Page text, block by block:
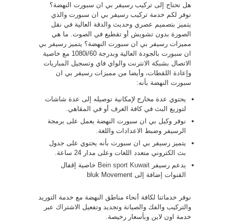
هل تحتاج إلى تركيب رسيفر بي ان سبورت النهضة؟
نوفر لكم خدمة تركيب رسيفر بي ان سبورت والذي
يتميز بتصميم عصري وحديث والدقة العالية في نقل
الصورة بدون تشويش أو تقطيع في الصوت. ما هي
مميزات رسيفر بي ان سبورت النهضة؟ يتميز رسيفر بي
ان سبورت بالجودة العالية وبدرجة 1080i/60 مع خاصية
الاتصال بشبكة الانترنت والواي فاي وتسجيل المباريات
وإعادة اللقطات، وأيضا من مميزات رسيفر بي ان
سبورت النهضة بأنه:
يحتوي عدة مخارج لإمكانية توصيله إلى عدة شاشات
لتوزيع البث في كافة الغرف أو في المقاهي.
نوفر وكيل بي ان سبورت النهضة يعمل على برمجة
الرسيفر وضبط الاعدادات واللغة.
يتميز رسيفر بي ان سبورت بأنه يحتوي على جدول
بث الكتروني متعدد اللغات وعلى مدار 24 ساعة.
يدعم رسيفر Bein sport Kuwait خاصية إقفال
القنوات إضافة إلى bluk Movement
نوفر خدماتنا لكافة أنحاء مناطق النهضة مع خدمة التوريد
والتركيب والفك والصيانة وتجديد وتفعيل الاشتراك عبر
خدمة اون لاين وبأسعار رخيصة.